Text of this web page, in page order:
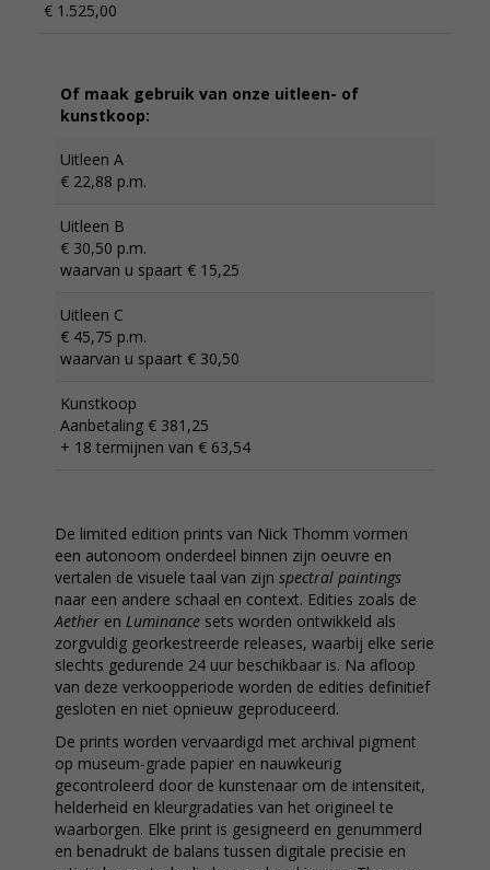
€ 1.525,00
Of maak gebruik van onze uitleen- of
kunstkoop:
Uitleen A
€ 22,88 p.m.
Uitleen B
€ 30,50 p.m.
waarvan u spaart € 15,25
Uitleen C
€ 45,75 p.m.
waarvan u spaart € 30,50
Kunstkoop
Aanbetaling € 381,25
+ 18 termijnen van € 63,54
De limited edition prints van Nick Thomm vormen
een autonoom onderdeel binnen zijn oeuvre en
vertalen de visuele taal van zijn spectral paintings
naar een andere schaal en context. Edities zoals de
Aether en Luminance sets worden ontwikkeld als
zorgvuldig georkestreerde releases, waarbij elke serie
slechts gedurende 24 uur beschikbaar is. Na afloop
van deze verkoopperiode worden de edities definitief
gesloten en niet opnieuw geproduceerd.
De prints worden vervaardigd met archival pigment
op museum-grade papier en nauwkeurig
gecontroleerd door de kunstenaar om de intensiteit,
helderheid en kleurgradaties van het origineel te
waarborgen. Elke print is gesigneerd en genummerd
en benadrukt de balans tussen digitale precisie en